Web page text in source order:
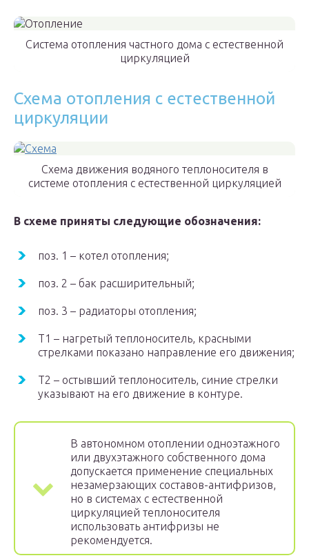
Система отопления частного дома с естественной
циркуляцией
Схема отопления с естественной
циркуляции
Схема движения водяного теплоносителя в
системе отопления с естественной циркуляцией
В схеме приняты следующие обозначения:
поз. 1 – котел отопления;
поз. 2 – бак расширительный;
поз. 3 – радиаторы отопления;
Т1 – нагретый теплоноситель, красными
стрелками показано направление его движения;
Т2 – остывший теплоноситель, синие стрелки
указывают на его движение в контуре.
В автономном отоплении одноэтажного
или двухэтажного собственного дома
допускается применение специальных
незамерзающих составов-антифризов,
но в системах с естественной
циркуляцией теплоносителя
использовать антифризы не
рекомендуется.